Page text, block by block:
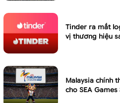
Tinder ra mắt
vị thương hiệu
Malaysia chính
cho SEA